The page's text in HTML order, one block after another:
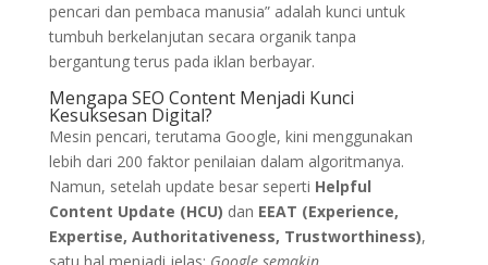
pencari dan pembaca manusia” adalah kunci untuk
tumbuh berkelanjutan secara organik tanpa
bergantung terus pada iklan berbayar.
Mengapa SEO Content Menjadi Kunci
Kesuksesan Digital?
Mesin pencari, terutama Google, kini menggunakan
lebih dari 200 faktor penilaian dalam algoritmanya.
Namun, setelah update besar seperti Helpful
Content Update (HCU) dan EEAT (Experience,
Expertise, Authoritativeness, Trustworthiness),